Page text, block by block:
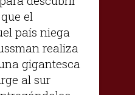
el
país niega
realiza
gigantesca
al sur